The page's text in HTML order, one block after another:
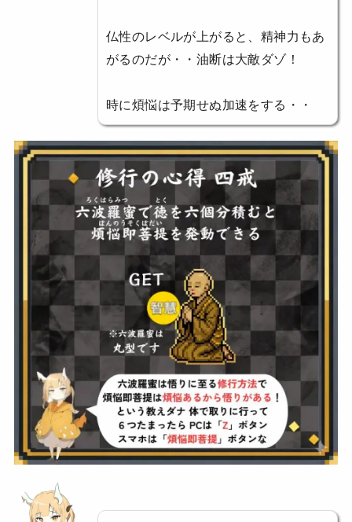
仏性のレベルが上がると、精神力もあ
がるのだが・・油断は大敵ダゾ！
時に煩悩は予期せぬ加速をする・・